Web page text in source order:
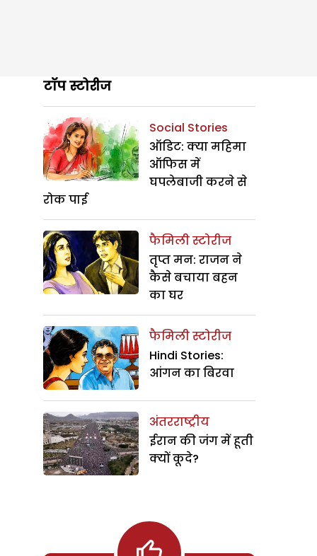
टॉप स्टोरीज
Social Stories
ऑडिट: क्या महिमा
ऑफिस में
घपलेबाजी करने से
रोक पाई
फैमिली स्टोरीज
तृप्त मन: राजन ने
कैसे बचाया बहन
का घर
फैमिली स्टोरीज
Hindi Stories:
आंगन का बिरवा
अंतरराष्ट्रीय
ईरान की जंग में हूती
क्यों कूदे?